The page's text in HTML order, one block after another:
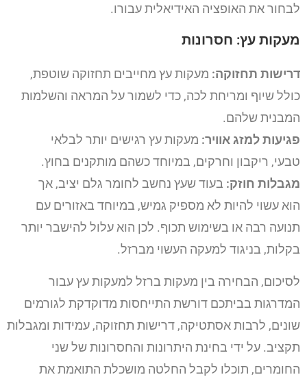
לבחור את האופציה האידיאלית עבורו.
מעקות עץ: חסרונות
דרישות תחזוקה: מעקות עץ מחייבים תחזוקה שוטפת,
כולל שיוף ומריחת לכה, כדי לשמור על המראה והשלמות
המבנית שלהם.
פגיעות למזג אוויר: מעקות עץ רגישים יותר לבלאי
טבעי, ריקבון וחרקים, במיוחד כשהם מותקנים בחוץ.
מגבלות חוזק: בעוד שעץ נחשב לחומר גלם יציב, אך
הוא עשוי להיות לא מספיק גמיש, במיוחד באזורים עם
תנועה רבה או בשימוש תכוף. לכן הוא עלול להישבר יותר
בקלות, בניגוד למעקה העשוי מברזל.
לסיכום, הבחירה בין מעקות ברזל למעקות עץ עבור
המדרגות בביתכם דורשת התייחסות מדוקדקת לגורמים
שונים, לרבות אסתטיקה, דרישות תחזוקה, עמידות ומגבלות
תקציב. על ידי בחינת היתרונות והחסרונות של שני
החומרים, תוכלו לקבל החלטה מושכלת התואמת את